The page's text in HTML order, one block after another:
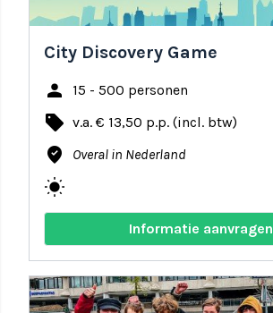
City Discovery Game
person 15 - 500 personen
local_offer v.a. € 13,50 p.p. (incl. btw)
where_to_vote Overal in Nederland
wb_sunny
Informatie aanvragen